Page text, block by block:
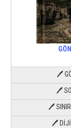
🖊
🖊
🖊 SINIR
🖊